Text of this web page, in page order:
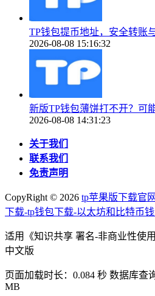
TP钱包提币地址，安全转账
2026-08-08 15:16:32
新版TP钱包薄饼打不开？可
2026-08-08 14:31:23
关于我们
联系我们
免责声明
CopyRight © 2026 tp苹果版下载官
下载-tp钱包下载-以太坊和比特币
适用《知识共享 署名-非商业性使
中文版
页面加载时长：0.084 秒 数据库查
MB